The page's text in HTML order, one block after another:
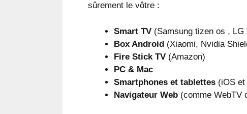
sûrement le vôtre :
Smart TV (Samsung tizen os ,
Box Android (Xiaomi, Nvidia
Fire Stick TV (Amazon)
PC & Mac
Smartphones et tablettes (iOS et
Navigateur Web (comme WebTV